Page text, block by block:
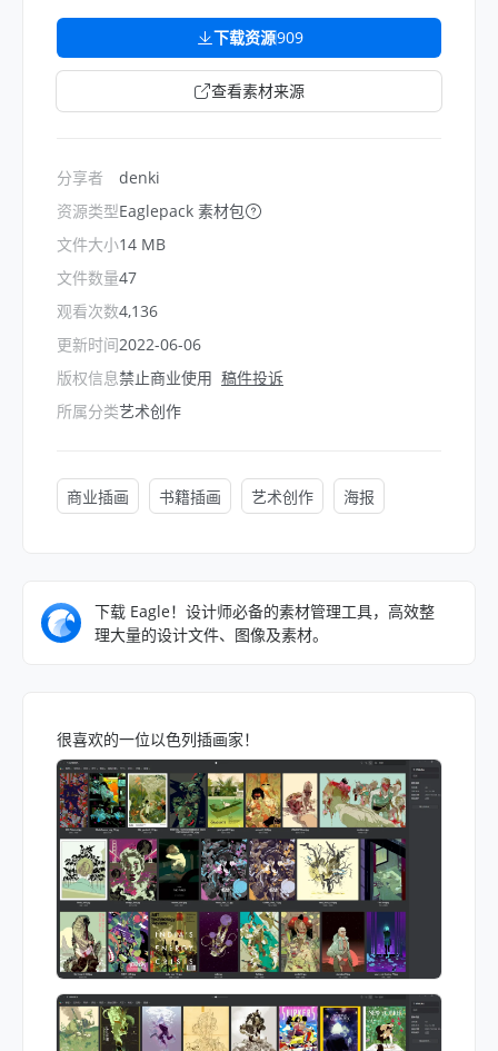
下载资源909
查看素材来源
分享者
资源类型
文件大小
文件数量
观看次数
更新时间
版权信息
所属分类
denki
Eaglepack 素材包
14 MB
47
4,136
2022-06-06
禁止商业使用 稿件投诉
艺术创作
商业插画 书籍插画 艺术创作 海报
下载 Eagle！设计师必备的素材管理工具，高效整
理大量的设计文件、图像及素材。
很喜欢的一位以色列插画家！